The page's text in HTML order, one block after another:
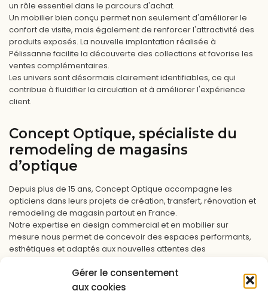
Gérer le consentement
aux cookies
un rôle essentiel dans le parcours d'achat.
Un mobilier bien conçu permet non seulement d'améliorer le
confort de visite, mais également de renforcer l'attractivité des
produits exposés. La nouvelle implantation réalisée à
Pélissanne facilite la découverte des collections et favorise les
ventes complémentaires.
Les univers sont désormais clairement identifiables, ce qui
contribue à fluidifier la circulation et à améliorer l'expérience
client.
Concept Optique, spécialiste du
remodeling de magasins
d’optique
Depuis plus de 15 ans, Concept Optique accompagne les
opticiens dans leurs projets de création, transfert, rénovation et
remodeling de magasin partout en France.
Notre expertise en design commercial et en mobilier sur
mesure nous permet de concevoir des espaces performants,
esthétiques et adaptés aux nouvelles attentes des
Cette réalisation à Pélissanne illustre parfaitement notre savoir-
faire : moderniser un magasin existant tout en optimisant la